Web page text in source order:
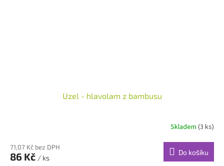
Uzel - hlavolam z bambusu
Skladem (3 ks)
71,07 Kč bez DPH
86 Kč / ks
Do košíku